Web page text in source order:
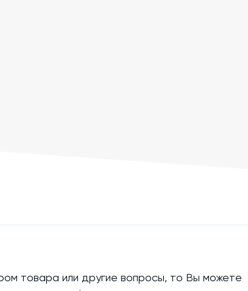
товара или другие вопросы, то Вы можете